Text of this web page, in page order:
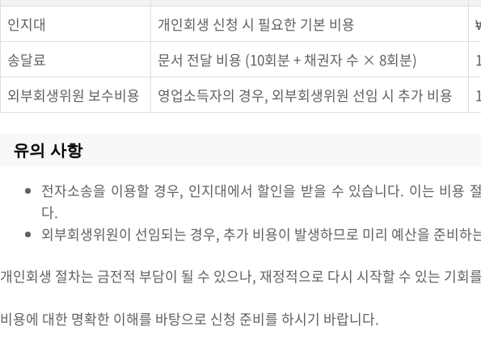
인지대
개인회생 신청 시 필요한 기본 비용
송달료
문서 전달 비용 (10회분 + 채권자 수 × 8회분)
외부회생위원 보수비용
영업소득자의 경우, 외부회생위원 선임 시 추가 비용
유의 사항
전자소송을 이용할 경우, 인지대에서 할인을 받을 수 있습니다. 이는 비용
다.
외부회생위원이 선임되는 경우, 추가 비용이 발생하므로 미리 예산을 준비하
개인회생 절차는 금전적 부담이 될 수 있으나, 재정적으로 다시 시작할 수 있는 기회
비용에 대한 명확한 이해를 바탕으로 신청 준비를 하시기 바랍니다.